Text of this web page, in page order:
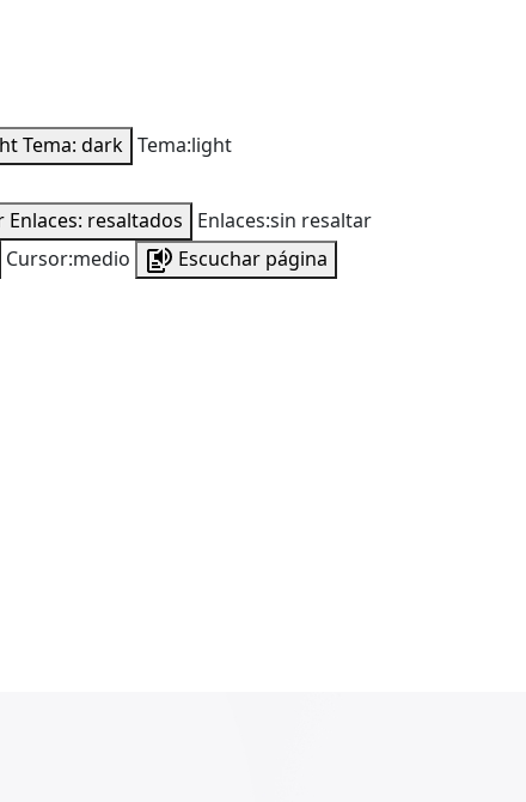
Tema: dark Tema:light
Enlaces: resaltados
Enlaces:sin resaltar
Cursor:medio
Escuchar página